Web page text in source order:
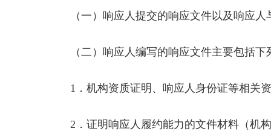
（一）响应人提交的响应文件以及响应人
（二）响应人编写的响应文件主要包括下
1．机构资质证明、响应人身份证等相关资
2．证明响应人履约能力的文件材料（机构